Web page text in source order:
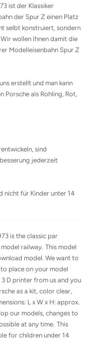
ist der Klassiker
der Spur Z einen Platz
selbt konstruiert, sondern
wollen Ihnen damit die
Modelleisenbahn Spur Z
erstellt und man kann
Porsche als Rohling, Rot,
sind
jederzeit
nicht für Kinder unter 14
is the classic par
railway. This model
model. We want to
place on your model
D printer from us and you
as a kit, color clear,
L x W x H: approx.
our models, changes to
at any time. This
for children under 14